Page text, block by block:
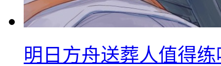
明日方舟送葬人值得